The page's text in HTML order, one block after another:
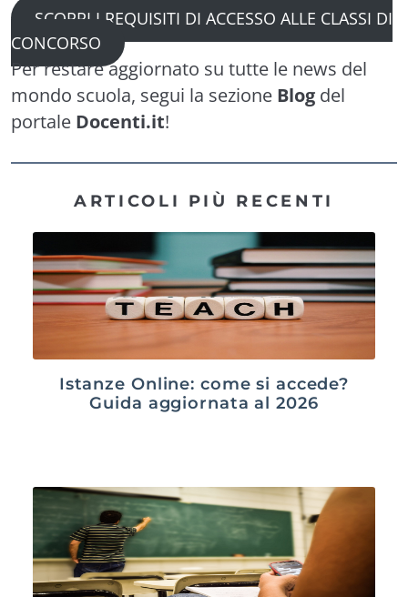
SCOPRI I REQUISITI DI ACCESSO ALLE CLASSI DI
CONCORSO
Per restare aggiornato su tutte le news del
mondo scuola, segui la sezione Blog del
portale Docenti.it!
ARTICOLI PIÙ RECENTI
Istanze Online: come si accede?
Guida aggiornata al 2026